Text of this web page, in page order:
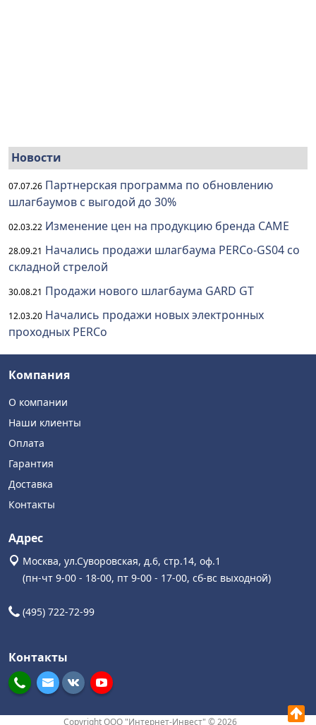
Новости
07.07.26 Партнерская программа по обновлению
шлагбаумов с выгодой до 30%
02.03.22 Изменение цен на продукцию бренда CAME
28.09.21 Начались продажи шлагбаума PERCo-GS04 со
складной стрелой
30.08.21 Продажи нового шлагбаума GARD GT
12.03.20 Начались продажи новых электронных
проходных PERCo
Компания
О компании
Наши клиенты
Оплата
Гарантия
Доставка
Контакты
Адрес
Москва, ул.Суворовская, д.6, стр.14, оф.1
(пн-чт 9-00 - 18-00, пт 9-00 - 17-00, сб-вс выходной)
(495) 722-72-99
Контакты
Copyright ООО "Интернет-Инвест" © 2026